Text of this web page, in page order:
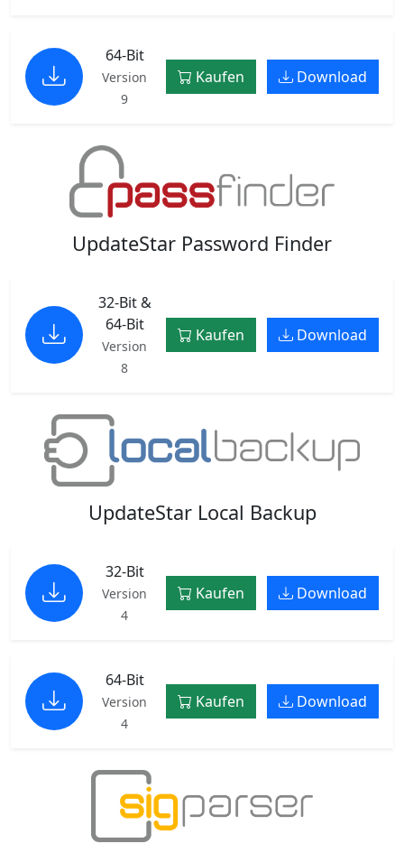
64-Bit
Version
9
Kaufen Download
UpdateStar Password Finder
32-Bit &
64-Bit
Version
8
Kaufen Download
UpdateStar Local Backup
32-Bit
Version
4
Kaufen Download
64-Bit
Version
4
Kaufen Download